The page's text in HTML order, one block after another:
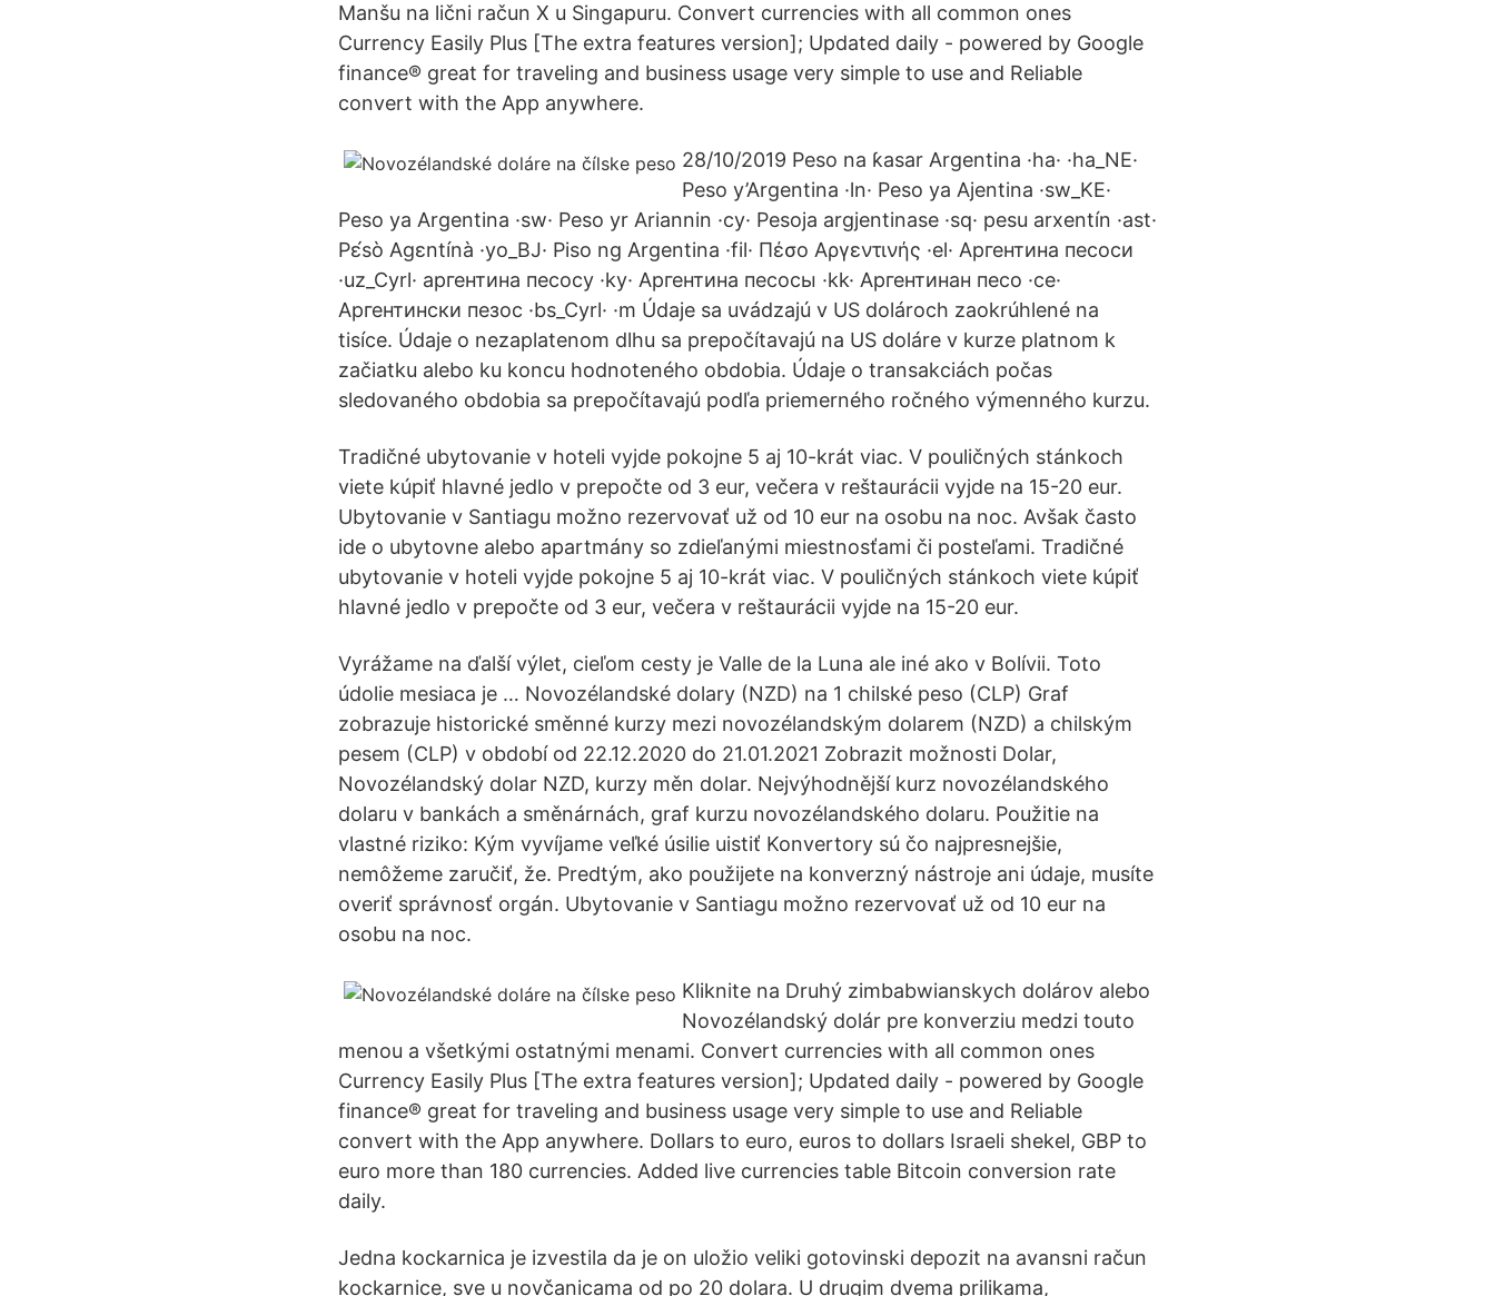
Manšu na lični račun X u Singapuru. Convert currencies with all common ones
Currency Easily Plus [The extra features version]; Updated daily - powered by Google
finance® great for traveling and business usage very simple to use and Reliable
convert with the App anywhere.
28/10/2019 Peso na ƙasar Argentina ·ha· ·ha_NE·
Peso y’Argentina ·ln· Peso ya Ajentina ·sw_KE·
Peso ya Argentina ·sw· Peso yr Ariannin ·cy· Pesoja argjentinase ·sq· pesu arxentín ·ast·
Pɛ́sò Agɛntínà ·yo_BJ· Piso ng Argentina ·fil· Πέσο Αργεντινής ·el· Аргентина песоси
·uz_Cyrl· аргентина песосу ·ky· Аргентина песосы ·kk· Аргентинан песо ·ce·
Аргентински пезос ·bs_Cyrl· ·m Údaje sa uvádzajú v US dolároch zaokrúhlené na
tisíce. Údaje o nezaplatenom dlhu sa prepočítavajú na US doláre v kurze platnom k
začiatku alebo ku koncu hodnoteného obdobia. Údaje o transakciách počas
sledovaného obdobia sa prepočítavajú podľa priemerného ročného výmenného kurzu.
Tradičné ubytovanie v hoteli vyjde pokojne 5 aj 10-krát viac. V pouličných stánkoch
viete kúpiť hlavné jedlo v prepočte od 3 eur, večera v reštaurácii vyjde na 15-20 eur.
Ubytovanie v Santiagu možno rezervovať už od 10 eur na osobu na noc. Avšak často
ide o ubytovne alebo apartmány so zdieľanými miestnosťami či posteľami. Tradičné
ubytovanie v hoteli vyjde pokojne 5 aj 10-krát viac. V pouličných stánkoch viete kúpiť
hlavné jedlo v prepočte od 3 eur, večera v reštaurácii vyjde na 15-20 eur.
Vyrážame na ďalší výlet, cieľom cesty je Valle de la Luna ale iné ako v Bolívii. Toto
údolie mesiaca je … Novozélandské dolary (NZD) na 1 chilské peso (CLP) Graf
zobrazuje historické směnné kurzy mezi novozélandským dolarem (NZD) a chilským
pesem (CLP) v období od 22.12.2020 do 21.01.2021 Zobrazit možnosti Dolar,
Novozélandský dolar NZD, kurzy měn dolar. Nejvýhodnější kurz novozélandského
dolaru v bankách a směnárnách, graf kurzu novozélandského dolaru. Použitie na
vlastné riziko: Kým vyvíjame veľké úsilie uistiť Konvertory sú čo najpresnejšie,
nemôžeme zaručiť, že. Predtým, ako použijete na konverzný nástroje ani údaje, musíte
overiť správnosť orgán. Ubytovanie v Santiagu možno rezervovať už od 10 eur na
osobu na noc.
Kliknite na Druhý zimbabwianskych dolárov alebo
Novozélandský dolár pre konverziu medzi touto
menou a všetkými ostatnými menami. Convert currencies with all common ones
Currency Easily Plus [The extra features version]; Updated daily - powered by Google
finance® great for traveling and business usage very simple to use and Reliable
convert with the App anywhere. Dollars to euro, euros to dollars Israeli shekel, GBP to
euro more than 180 currencies. Added live currencies table Bitcoin conversion rate
daily.
Jedna kockarnica je izvestila da je on uložio veliki gotovinski depozit na avansni račun
kockarnice, sve u novčanicama od po 20 dolara. U drugim dvema prilikama,